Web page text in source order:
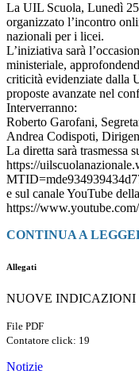
La UIL Scuola, Lunedì
organizzato l’incontro
nazionali per i licei.
L’iniziativa sarà
ministeriale,
criticità evidenziate dalla
proposte avanzate nel
Interverranno:
Roberto Garofani,
Andrea Codispoti,
La diretta sarà trasmessa
https://
e sul canale YouTube
https://
CONTINUA A
Allegati
NUOVE
File PDF
Contatore click: 19
Notizie